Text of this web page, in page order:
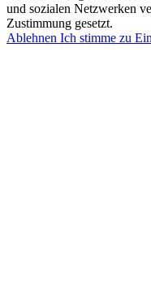
und sozialen Netzwerken
Zustimmung gesetzt.
Ablehnen Ich stimme zu